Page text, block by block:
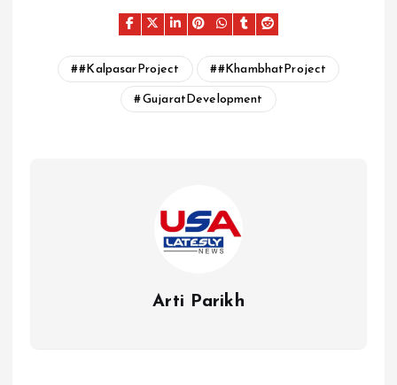
#KalpasarProject #KhambhatProject
GujaratDevelopment
Arti Parikh